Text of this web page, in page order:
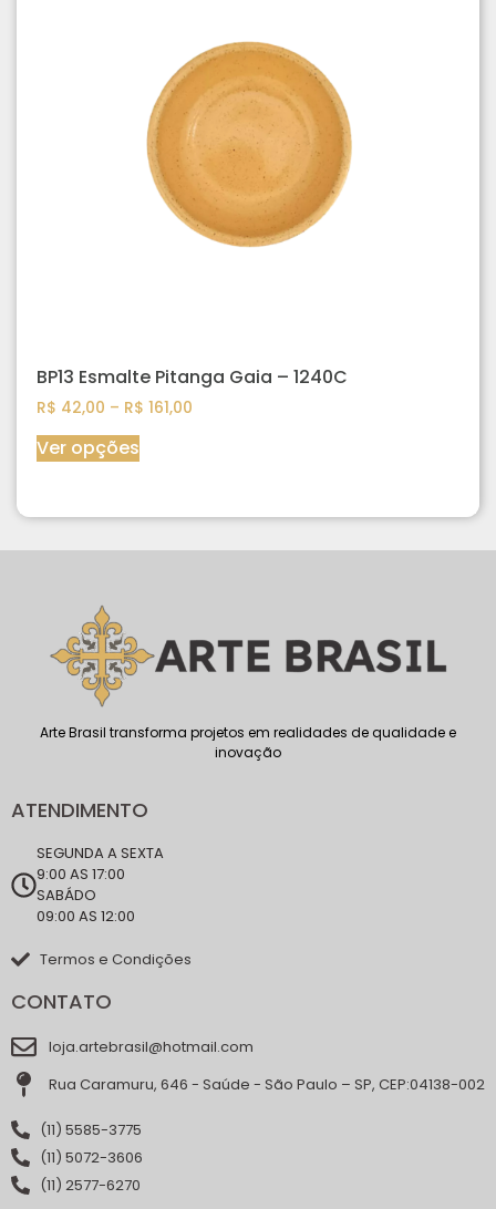
BP13 Esmalte Pitanga Gaia – 1240C
R$ 42,00 – R$ 161,00
Ver opções
Arte Brasil transforma projetos em realidades de qualidade e
inovação
ATENDIMENTO
SEGUNDA A SEXTA
9:00 AS 17:00
SABÁDO
09:00 AS 12:00
Termos e Condições
CONTATO
loja.artebrasil@hotmail.com
Rua Caramuru, 646 - Saúde - São Paulo – SP, CEP:04138-002
(11) 5585-3775
(11) 5072-3606
(11) 2577-6270